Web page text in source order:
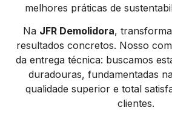
melhores práticas de
Na JFR Demolidora,
resultados concretos. Nosso
da entrega técnica: buscamos
duradouras, fundamentadas
qualidade superior e total
clientes.